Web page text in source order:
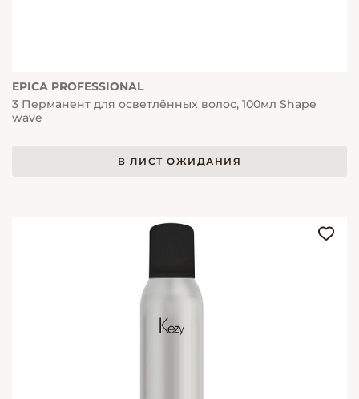
EPICA PROFESSIONAL
3 Перманент для осветлённых волос, 100мл Shape
wave
В ЛИСТ ОЖИДАНИЯ